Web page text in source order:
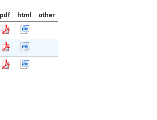
pdf html
other